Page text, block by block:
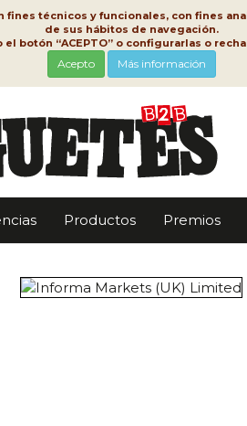
técnicos y funcionales, con fines
de sus hábitos de navegación.
botón “ACEPTO” o configurarlas o
Acepto Más información
Productos Premios